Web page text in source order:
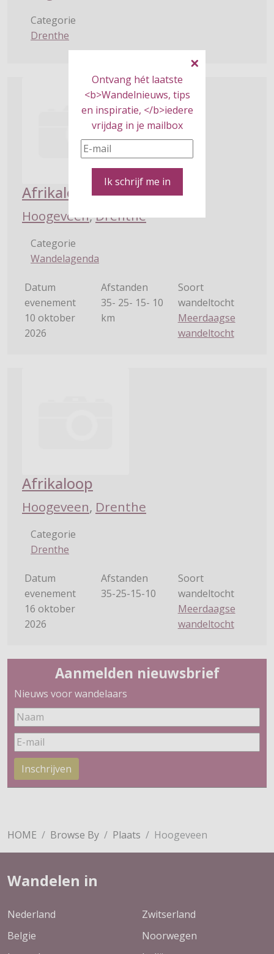
Ontvang hét laatste
<b>Wandelnieuws, tips
en inspiratie, </b>iedere
vrijdag in je mailbox
Ik schrijf me in
Categorie
Drenthe
Afrikaloop
Hoogeveen,Drenthe
Categorie
Wandelagenda
Datum
evenement
10 oktober
2026
Afstanden
35- 25- 15- 10
km
Soort
wandeltocht
Meerdaagse
wandeltocht
Afrikaloop
Hoogeveen, Drenthe
Categorie
Drenthe
Datum
evenement
16 oktober
2026
Afstanden
35-25-15-10
Soort
wandeltocht
Meerdaagse
wandeltocht
Aanmelden nieuwsbrief
Nieuws voor wandelaars
Inschrijven
HOME Browse By Plaats Hoogeveen
Wandelen in
Nederland
Belgie
Zwitserland
Noorwegen